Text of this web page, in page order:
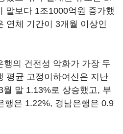
말보다 1조1000억원 증가했
연체 기간이 3개월 이상인
행의 건전성 악화가 가장 두
평균 고정이하여신은 지난
말 1.13%로 상승했고, 부
행은 1.22%, 경남은행은 0.9